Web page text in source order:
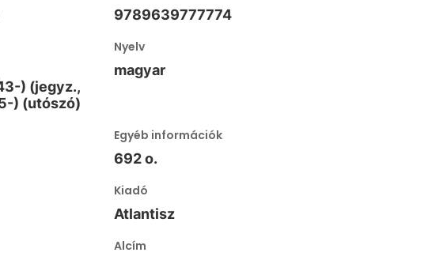
9789639777774
) (jegyz.,
) (utószó)
Nyelv
magyar
Egyéb információk
692 o.
Kiadó
Atlantisz
Alcím